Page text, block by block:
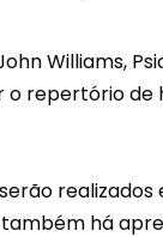
Williams,
repertório de
realizados
também há